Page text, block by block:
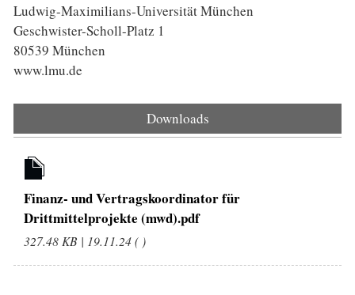
Ludwig-Maximilians-Universität München
Geschwister-Scholl-Platz 1
80539 München
www.lmu.de
Downloads
Finanz- und Vertragskoordinator für
Drittmittelprojekte (mwd).pdf
327.48 KB | 19.11.24 ( )